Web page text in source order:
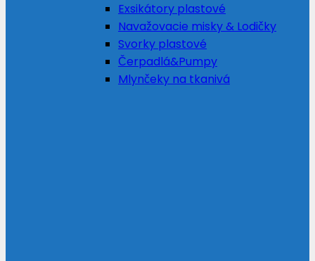
Exsikátory plastové
Navažovacie misky & Lodičky
Svorky plastové
Čerpadlá&Pumpy
Mlynčeky na tkanivá